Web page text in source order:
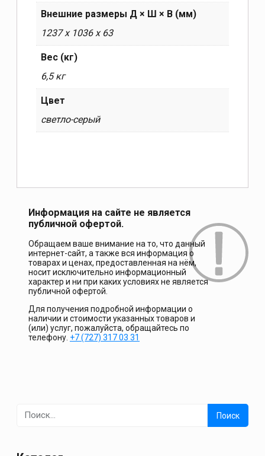
Внешние размеры Д × Ш × В (мм)
1237 х 1036 х 63
Вес (кг)
6,5 кг
Цвет
светло-серый
Информация на сайте не является
публичной офертой.
Обращаем ваше внимание на то, что данный
интернет-сайт, а также вся информация о
товарах и ценах, предоставленная на нём,
носит исключительно информационный
характер и ни при каких условиях не является
публичной офертой.
Для получения подробной информации о
наличии и стоимости указанных товаров и
(или) услуг, пожалуйста, обращайтесь по
телефону. +7 (727) 317 03 31
Найти: